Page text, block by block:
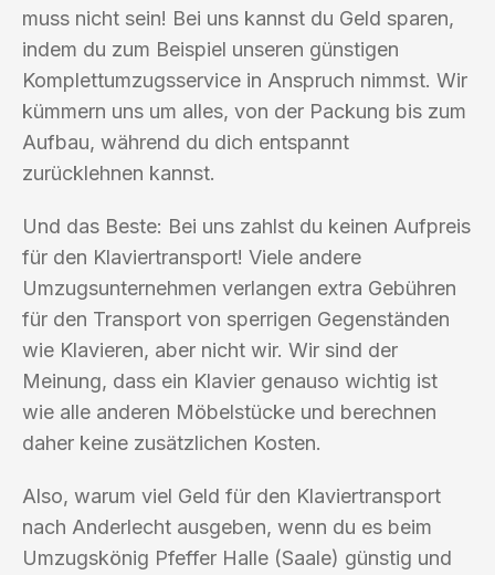
muss nicht sein! Bei uns kannst du Geld sparen,
indem du zum Beispiel unseren günstigen
Komplettumzugsservice in Anspruch nimmst. Wir
kümmern uns um alles, von der Packung bis zum
Aufbau, während du dich entspannt
zurücklehnen kannst.
Und das Beste: Bei uns zahlst du keinen Aufpreis
für den Klaviertransport! Viele andere
Umzugsunternehmen verlangen extra Gebühren
für den Transport von sperrigen Gegenständen
wie Klavieren, aber nicht wir. Wir sind der
Meinung, dass ein Klavier genauso wichtig ist
wie alle anderen Möbelstücke und berechnen
daher keine zusätzlichen Kosten.
Also, warum viel Geld für den Klaviertransport
nach Anderlecht ausgeben, wenn du es beim
Umzugskönig Pfeffer Halle (Saale) günstig und